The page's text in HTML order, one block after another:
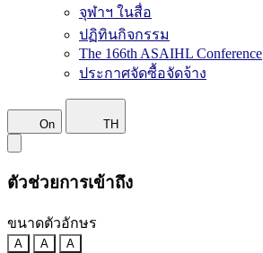
จุฬาฯ ในสื่อ
ปฏิทินกิจกรรม
The 166th ASAIHL Conference
ประกาศจัดซื้อจัดจ้าง
On TH
ตัวช่วยการเข้าถึง
ขนาดตัวอักษร
A A A